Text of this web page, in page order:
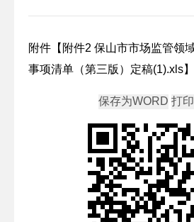
附件【 附件2 保山市市场监管领
事项清单（第三版）定稿(1).xls】